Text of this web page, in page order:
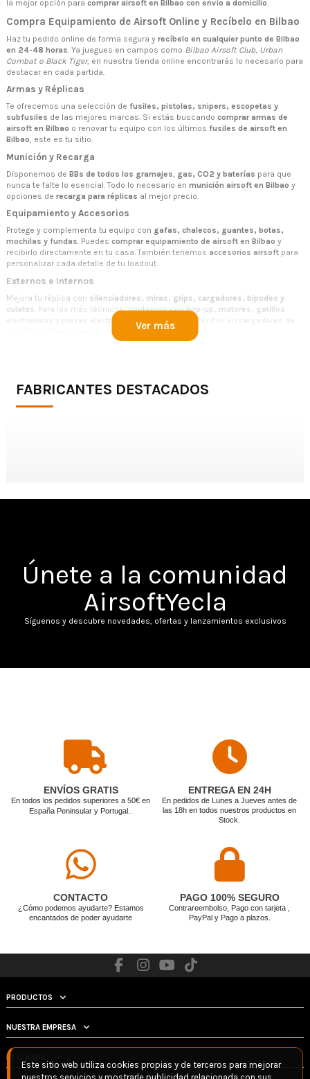
la mejor opción para comprar airsoft en Bilbao con envío a domicilio.
Compra Equipamiento de Airsoft Online y Recíbelo en Bilbao
Haz tu pedido online de forma segura y recíbelo en cualquier punto de Bilbao
en 24-48 horas . Ya juegues en campos como Bilbao Airsoft Club, Urban
Combat o Black Tiger, en nuestra tienda online encontrarás lo necesario para
destacar en cada partida.
Armas y Réplicas
Te ofrecemos una selección de fusiles, pistolas, snipers, escopetas y
subfusiles de las mejores marcas. Si estás buscando comprar armas de
airsoft en Bilbao o renovar tu equipo con los últimos fusiles de airsoft en
Bilbao, este es tu sitio.
Munición y Recarga
Disponemos de BBs de todos los gramajes gas, CO2 y baterías para que
nunca te falte lo esencial. Todo lo necesario en munición airsoft en Bilbao y
opciones de recarga para réplicas al mejor precio.
Equipamiento y Accesorios
Protege y complementa tu equipo con gafas, chalecos, guantes, botas,
mochilas y fundas. Puedes comprar equipamiento de airsoft en Bilbao y
recibirlo directamente en tu casa. También tenemos accesorios airsoft para
personalizar cada detalle de tu loadout.
Externos e Internos
Mejora tu réplica con silenciadores, miras, grips, cargadores, bipodes y
culatas . Para los más técnicos, contamos conhop-up, motores, gatillos
electrónicos y piezas electrónicas. Todo lo que necesitas en
componentes internos de calidad
quieren montar su sistema HPA de airsoft en Bilbaoo mejorar sus réplicas
¿En qué otras
ubicaciones ofrecéis
envío de productos de
Airsoft?
Otras ubicaciones de España
• Granada
• Huesca
• Zamora
• Badajoz
• Jaén
• Zaragoza
• Albacete
• Ávila
• Madrid
• Cáceres
• Palma de
Mallorca
• Sevilla
• Gijón
• Alicante
• Mérida
Compostela
• Pamplona
• Málaga
• Oviedo
• Guadalajara
• Valencia
• Lugo
Gran Canaria
Ver más
FABRICANTES DESTACADOS
Únete a la comunidad
AirsoftYecla
Síguenos y descubre novedades, ofertas y lanzamientos exclusivos
ENVÍOS GRATIS
En todos los pedidos superiores a 50€ en
España Peninsular y Portugal.
ENTREGA EN 24H
En pedidos de Lunes a Jueves antes de
las 18h en todos nuestros productos en
Stock.
CONTACTO
¿Cómo podemos ayudarte? Estamos
encantados de poder ayudarte
PAGO 100% SEGURO
Contrareembolso, Pago con tarjeta ,
PayPal y Pago a plazos.
PRODUCTOS
NUESTRA EMPRESA
MI CUENTA
Este sitio web utiliza cookies propias y de terceros para mejorar